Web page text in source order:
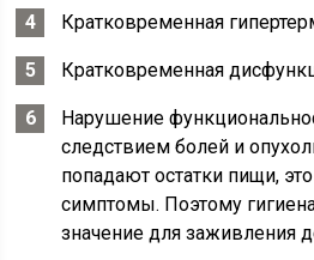
Кратковременная
Кратковременная
Нарушение
следствием болей и
попадают остатки пищи,
симптомы. Поэтому
значение для заживления